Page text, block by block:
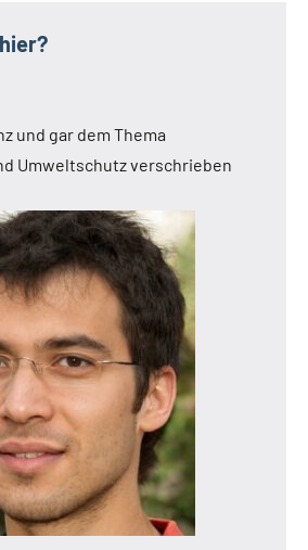
und gar dem Thema
Umweltschutz verschrieben